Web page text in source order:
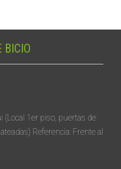
BICIO
(Local 1er piso, puertas de
Referencia: Frente al